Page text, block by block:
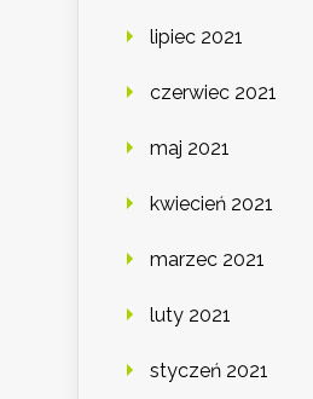
lipiec 2021
czerwiec 2021
maj 2021
kwiecień 2021
marzec 2021
luty 2021
styczeń 2021